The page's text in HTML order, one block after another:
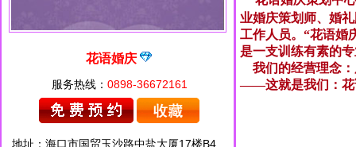
花语婚庆
服务热线： 0898-36672161
地址：海口市国贸玉沙路中盐大厦17楼B4
业婚庆策划师、婚
工作人员。“花语婚
是一支训练有素的
我们的经营理念
——这就是我们：花